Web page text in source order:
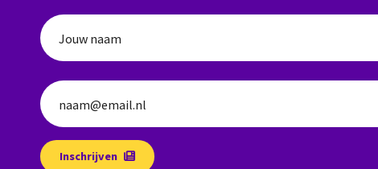
Jouw naam
naam@email.nl
Inschrijven